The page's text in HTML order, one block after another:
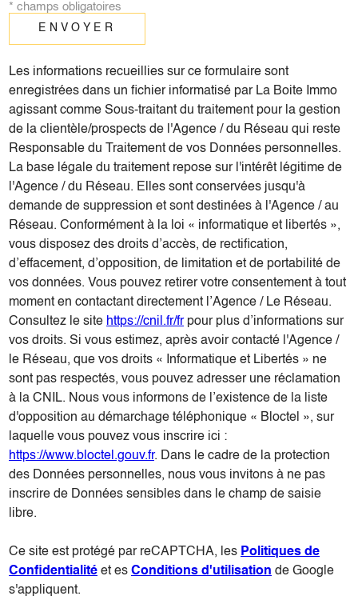
* champs obligatoires
ENVOYER
Les informations recueillies sur ce formulaire sont
enregistrées dans un fichier informatisé par La Boite Immo
agissant comme Sous-traitant du traitement pour la gestion
de la clientèle/prospects de l'Agence / du Réseau qui reste
Responsable du Traitement de vos Données personnelles.
La base légale du traitement repose sur l'intérêt légitime de
l'Agence / du Réseau. Elles sont conservées jusqu'à
demande de suppression et sont destinées à l'Agence / au
Réseau. Conformément à la loi « informatique et libertés »,
vous disposez des droits d’accès, de rectification,
d’effacement, d’opposition, de limitation et de portabilité de
vos données. Vous pouvez retirer votre consentement à tout
moment en contactant directement l’Agence / Le Réseau.
Consultez le site https://cnil.fr/frpour plus d’informations sur
vos droits. Si vous estimez, après avoir contacté l'Agence /
le Réseau, que vos droits « Informatique et Libertés » ne
sont pas respectés, vous pouvez adresser une réclamation
à la CNIL. Nous vous informons de l’existence de la liste
d'opposition au démarchage téléphonique « Bloctel », sur
laquelle vous pouvez vous inscrire ici :
https://www.bloctel.gouv.fr. Dans le cadre de la protection
des Données personnelles, nous vous invitons à ne pas
inscrire de Données sensibles dans le champ de saisie
libre.
Ce site est protégé par reCAPTCHA, les Politiques de
Confidentialité et es Conditions d'utilisation de Google
s'appliquent.